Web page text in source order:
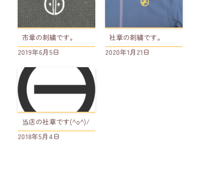
市章の刺繍です。
2019年6月5日
社章の刺繍です。
2020年1月21日
当店の社章です(^o^)/
2018年5月4日